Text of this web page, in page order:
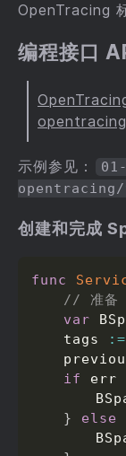
OpenTracing
编程接口
示例参见：
01-
创建和完成
func
// 准备
var
	tags
:=
if
err
}
else